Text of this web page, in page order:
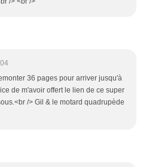
36 pages pour arriver jusqu'à
de m'avoir offert le lien de ce super
/> Gil & le motard quadrupède